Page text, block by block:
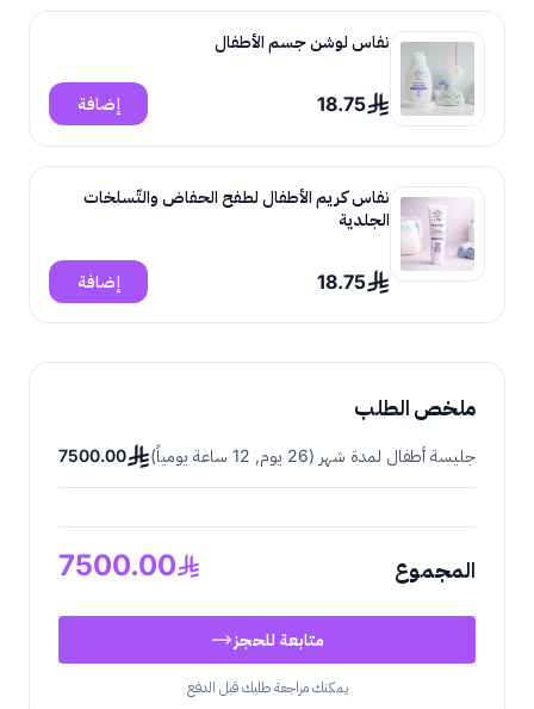
نفاس لوشن جسم الأطفال
18.75 إضافة
نفاس كريم الأطفال لطفح الحفاض والتّسلخات
الجلدية
18.75 إضافة
ملخص الطلب
جليسة أطفال لمدة شهر (26 يوم, 12 ساعة يومياً) 7500.00
المجموع 7500.00
متابعة للحجز
يمكنك مراجعة طلبك قبل الدفع